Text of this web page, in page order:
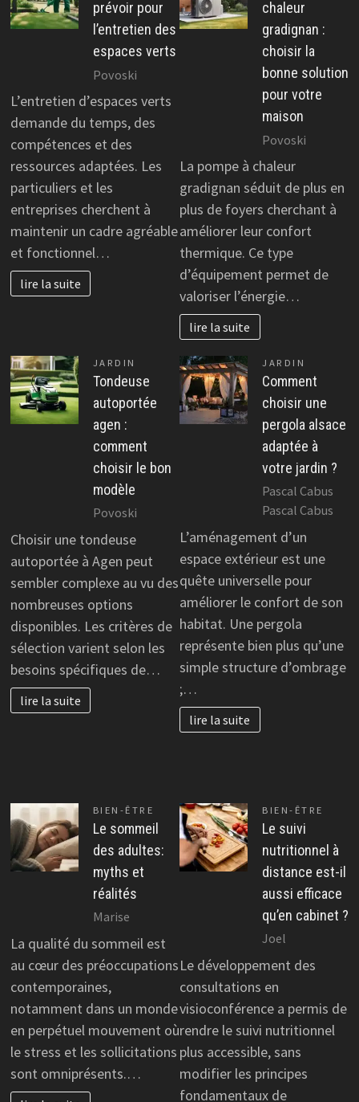
prévoir pour
l’entretien des
espaces verts
Povoski
L’entretien d’espaces verts
demande du temps, des
compétences et des
ressources adaptées. Les
particuliers et les
entreprises cherchent à
maintenir un cadre agréable
et fonctionnel…
lire la suite
chaleur
gradignan :
choisir la
bonne solution
pour votre
maison
Povoski
La pompe à chaleur
gradignan séduit de plus en
plus de foyers cherchant à
améliorer leur confort
thermique. Ce type
d’équipement permet de
valoriser l’énergie…
lire la suite
JARDIN
Tondeuse
autoportée
agen :
comment
choisir le bon
modèle
Povoski
Choisir une tondeuse
autoportée à Agen peut
sembler complexe au vu des
nombreuses options
disponibles. Les critères de
sélection varient selon les
besoins spécifiques de…
lire la suite
JARDIN
Comment
choisir une
pergola alsace
adaptée à
votre jardin ?
Pascal Cabus
Pascal Cabus
L’aménagement d’un
espace extérieur est une
quête universelle pour
améliorer le confort de son
habitat. Une pergola
représente bien plus qu’une
simple structure d’ombrage
;…
lire la suite
BIEN-ÊTRE
Le sommeil
des adultes:
myths et
réalités
Marise
La qualité du sommeil est
au cœur des préoccupations
contemporaines,
notamment dans un monde
en perpétuel mouvement où
le stress et les sollicitations
sont omniprésents.…
BIEN-ÊTRE
Le suivi
nutritionnel à
distance est-il
aussi efficace
qu’en cabinet ?
Joel
Le développement des
consultations en
visioconférence a permis de
rendre le suivi nutritionnel
plus accessible, sans
modifier les principes
fondamentaux de